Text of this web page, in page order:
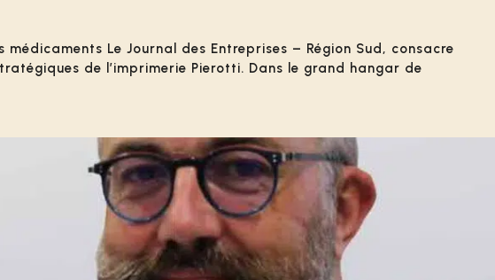
Le Journal des Entreprises – Région Sud, consacre
de l’imprimerie Pierotti. Dans le grand hangar de